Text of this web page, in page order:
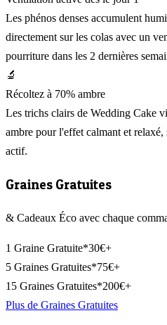
Les phénos denses accumulent
directement sur les colas avec un
pourriture dans les 2 dernières
🔬
Récoltez à 70% ambre
Les trichs clairs de Wedding Cake
ambre pour l'effet calmant et
actif.
Graines Gratuites
& Cadeaux Éco avec chaque
1 Graine Gratuite*30€+
5 Graines Gratuites*75€+
15 Graines Gratuites*200€+
Plus de Graines Gratuites